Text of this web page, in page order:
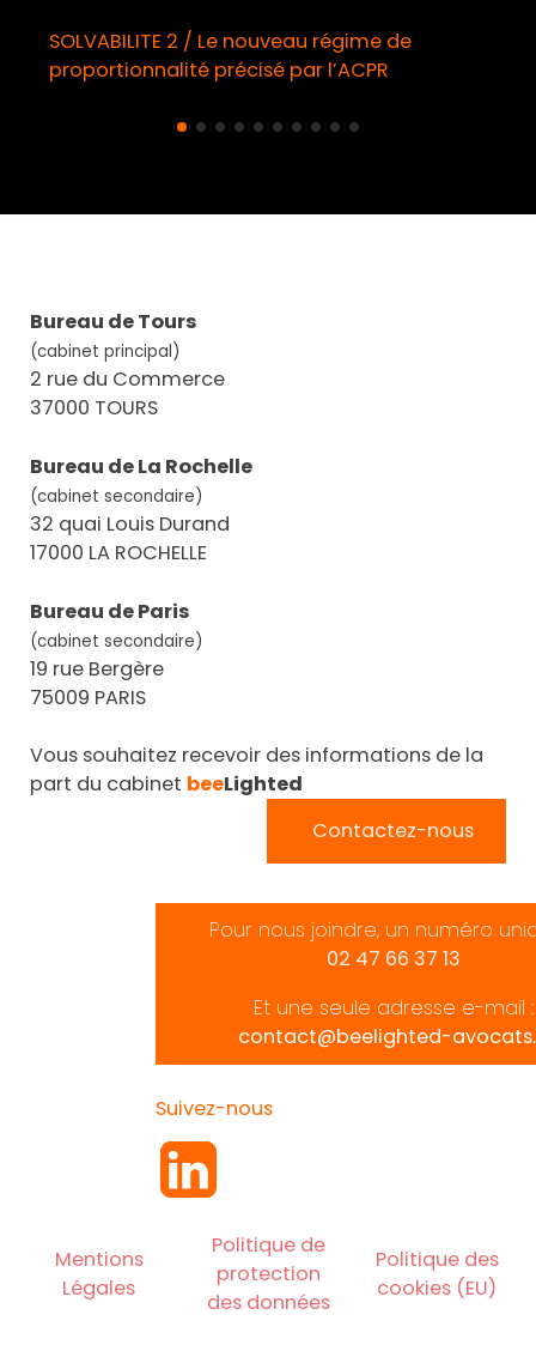
SOLVABILITE 2 / Le nouveau régime de
proportionnalité précisé par l’ACPR
Bureau de Tours
(cabinet principal)
2 rue du Commerce
37000 TOURS
Bureau de La Rochelle
(cabinet secondaire)
32 quai Louis Durand
17000 LA ROCHELLE
Bureau de Paris
(cabinet secondaire)
19 rue Bergère
75009 PARIS
Vous souhaitez recevoir des informations de la
part du cabinet beeLighted
Contactez-nous
Pour nous joindre, un numéro
02 47 66 37 13
Et une seule adresse e-mail :
contact@beelighted-
Suivez-nous
Mentions
Légales
Politique de
protection
des données
Politique des
cookies (EU)